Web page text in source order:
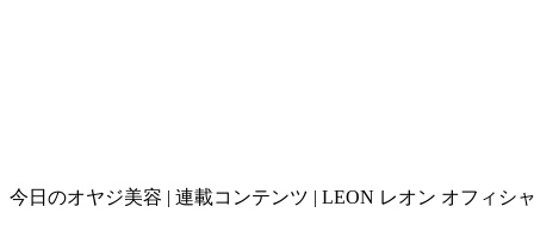
今日のオヤジ美容 | 連載コンテンツ | LEON レオン オフィシ